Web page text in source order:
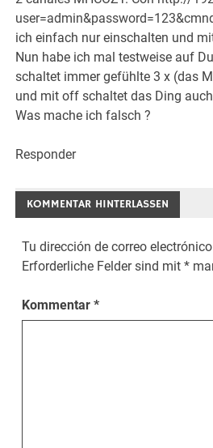
ich einfach nur einschalten und
Nun habe ich mal testweise auf
schaltet immer gefühlte 3 x (das
und mit off schaltet das Ding
Was mache ich falsch ?
Responder
KOMMENTAR HINTERLASSEN
Tu dirección de correo
Erforderliche Felder sind mit*
Kommentar*